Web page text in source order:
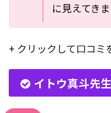
に見えてき
+ クリックして口コミ
イトウ真斗先